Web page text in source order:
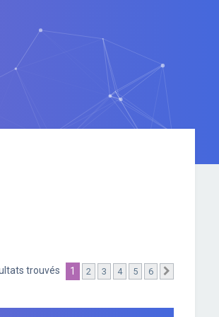
trouvés 1 2 3 4 5 6